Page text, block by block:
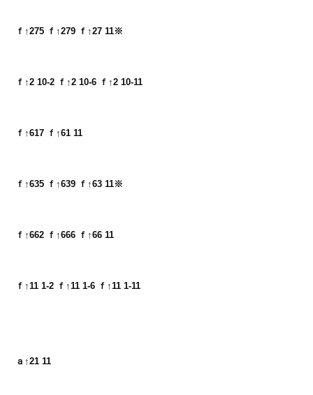
ｆ↑275 ｆ↑279 ｆ↑27 11※
ｆ↑2 10-2 ｆ↑2 10-6 ｆ↑2 10-11
ｆ↑617 ｆ↑61 11
ｆ↑635 ｆ↑639 ｆ↑63 11※
ｆ↑662 ｆ↑666 ｆ↑66 11
ｆ↑11 1-2 ｆ↑11 1-6 ｆ↑11 1-11
ａ↑21 11